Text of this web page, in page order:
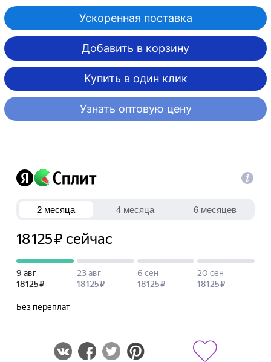
Ускоренная поставка
Добавить в корзину
Купить в один клик
Узнать оптовую цену